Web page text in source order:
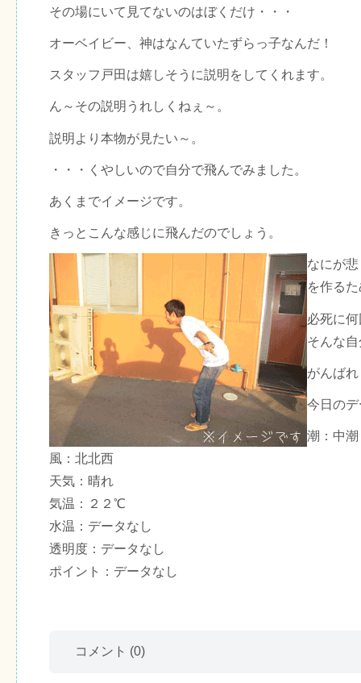
その場にいて見てないのはぼくだけ・・・
オーベイビー、神はなんていたずらっ子なんだ！
スタッフ戸田は嬉しそうに説明をしてくれます。
ん～その説明うれしくねぇ～。
説明より本物が見たい～。
・・・くやしいので自分で飛んでみました。
あくまでイメージです。
きっとこんな感じに飛んだのでしょう。
なにが
を作る
必死に
そんな
がんば
今日の
潮：中潮
風：北北西
天気：晴れ
気温：２２℃
水温：データなし
透明度：データなし
ポイント：データなし
コメント (0)